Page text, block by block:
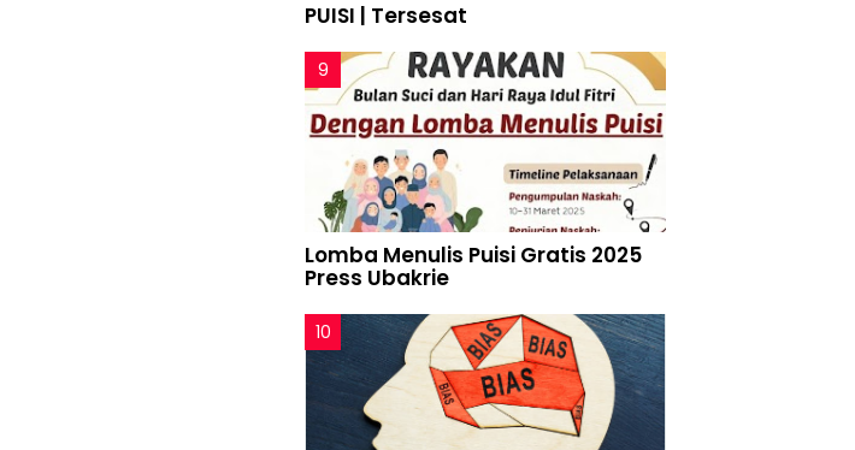
PUISI | Tersesat
Lomba Menulis Puisi Gratis 2025
Press Ubakrie